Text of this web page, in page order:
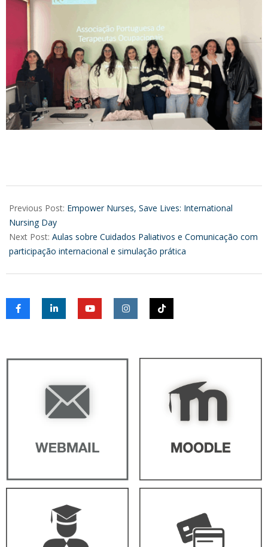
04-
22
Previous Post: Empower Nurses, Save Lives: International
Nursing Day
Next Post: Aulas sobre Cuidados Paliativos e Comunicação com
participação internacional e simulação prática